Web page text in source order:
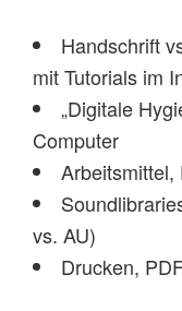
Handschrift
mit Tutorials im
„Digitale
Computer
Arbeitsmittel,
vs. AU)
Drucken,